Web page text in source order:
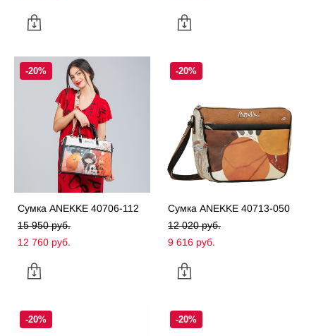
-20%
Сумка ANEKKE 40706-112
15 950 pуб.
12 760 pуб.
-20%
Сумка ANEKKE 40713-050
12 020 pуб.
9 616 pуб.
-20% -20%